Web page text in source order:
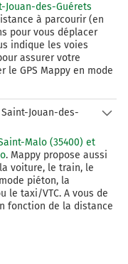
sortie Avenue des
65 mètres
sortie Rue de Saint-
et continuer sur 70
de Rennes et
Jouan-des-Guérets
à parcourir (en
pour vous déplacer
indique les voies
assurer votre
le GPS Mappy en mode
Jouan-des-
Malo (35400) et
. Mappy propose aussi
voiture, le train, le
piéton, la
le taxi/VTC. A vous de
fonction de la distance